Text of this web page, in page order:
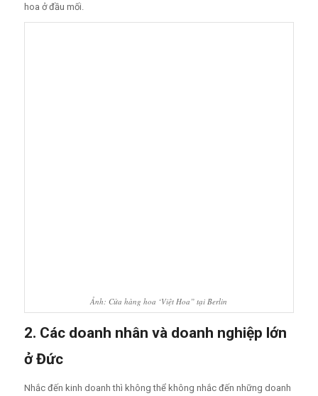
hoa ở đầu mối.
Ảnh: Cửa hàng hoa ‘Việt Hoa” tại Berlin
2. Các doanh nhân và doanh nghiệp lớn
ở Đức
Nhắc đến kinh doanh thì không thể không nhắc đến những doanh